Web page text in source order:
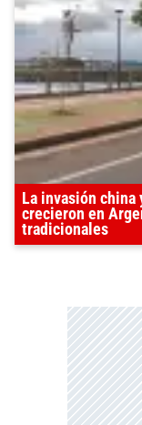
La invasión china
crecieron en
tradicionales